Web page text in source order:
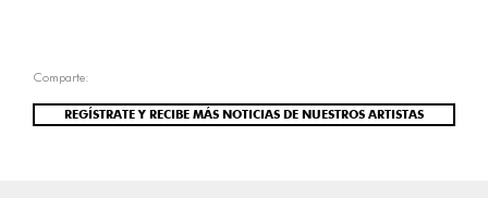
Comparte:
REGÍSTRATE Y RECIBE MÁS NOTICIAS DE NUESTROS ARTISTAS